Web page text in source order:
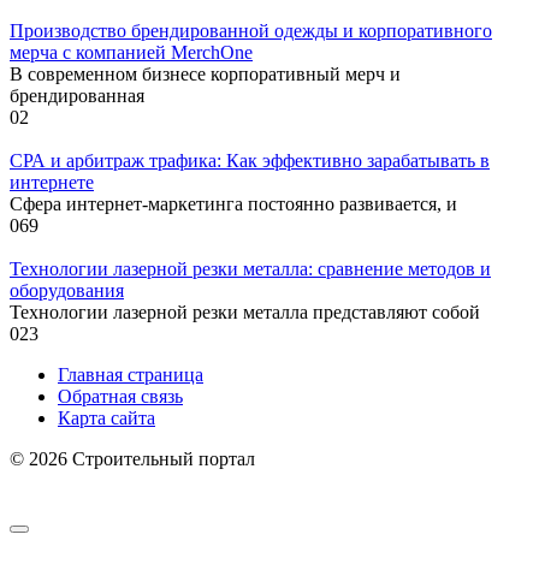
Производство брендированной одежды и корпоративного
мерча с компанией MerchOne
В современном бизнесе корпоративный мерч и
брендированная
02
СРА и арбитраж трафика: Как эффективно зарабатывать в
интернете
Сфера интернет-маркетинга постоянно развивается, и
069
Технологии лазерной резки металла: сравнение методов и
оборудования
Технологии лазерной резки металла представляют собой
023
Главная страница
Обратная связь
Карта сайта
© 2026 Строительный портал